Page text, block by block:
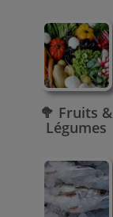
🥦 Fruits &
Légumes